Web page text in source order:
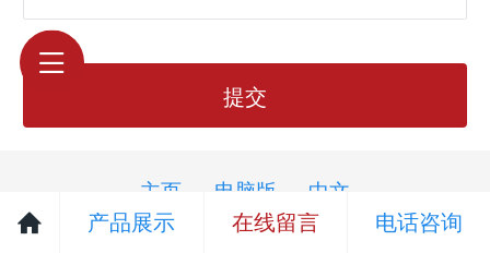
提交
主页 电脑版 中文
产品展示 在线留言 电话咨询